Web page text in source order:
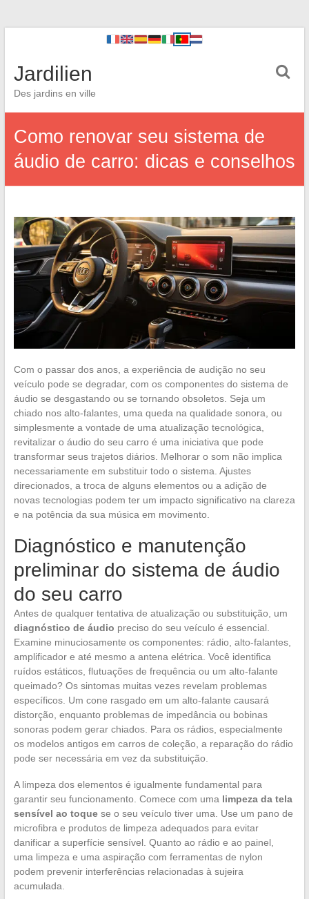
Jardilien
Des jardins en ville
Como renovar seu sistema de
áudio de carro: dicas e conselhos
Com o passar dos anos, a experiência de audição no seu
veículo pode se degradar, com os componentes do sistema de
áudio se desgastando ou se tornando obsoletos. Seja um
chiado nos alto-falantes, uma queda na qualidade sonora, ou
simplesmente a vontade de uma atualização tecnológica,
revitalizar o áudio do seu carro é uma iniciativa que pode
transformar seus trajetos diários. Melhorar o som não implica
necessariamente em substituir todo o sistema. Ajustes
direcionados, a troca de alguns elementos ou a adição de
novas tecnologias podem ter um impacto significativo na clareza
e na potência da sua música em movimento.
Diagnóstico e manutenção
preliminar do sistema de áudio
do seu carro
Antes de qualquer tentativa de atualização ou substituição, um
diagnóstico de áudio preciso do seu veículo é essencial.
Examine minuciosamente os componentes: rádio, alto-falantes,
amplificador e até mesmo a antena elétrica. Você identifica
ruídos estáticos, flutuações de frequência ou um alto-falante
queimado? Os sintomas muitas vezes revelam problemas
específicos. Um cone rasgado em um alto-falante causará
distorção, enquanto problemas de impedância ou bobinas
sonoras podem gerar chiados. Para os rádios, especialmente
os modelos antigos em carros de coleção, a reparação do rádio
pode ser necessária em vez da substituição.
A limpeza dos elementos é igualmente fundamental para
garantir seu funcionamento. Comece com uma limpeza da tela
sensível ao toquese o seu veículo tiver uma. Use um pano de
microfibra e produtos de limpeza adequados para evitar
danificar a superfície sensível. Quanto ao rádio e ao painel,
uma limpeza e uma aspiração com ferramentas de nylon
podem prevenir interferências relacionadas à sujeira
acumulada.